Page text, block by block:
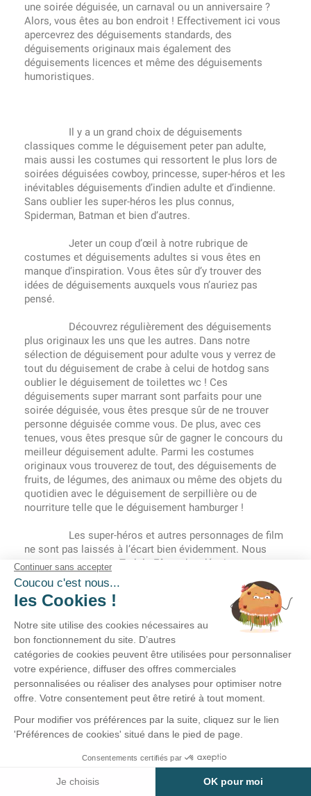
une soirée déguisée, un carnaval ou un anniversaire ?
Alors, vous êtes au bon endroit ! Effectivement ici vous
apercevrez des déguisements standards, des
déguisements originaux mais également des
déguisements licences et même des déguisements
humoristiques.
Il y a un grand choix de déguisements
classiques comme le déguisement peter pan adulte,
mais aussi les costumes qui ressortent le plus lors de
soirées déguisées cowboy, princesse, super-héros et les
inévitables déguisements d’indien adulte et d’indienne.
Sans oublier les super-héros les plus connus,
Spiderman, Batman et bien d’autres.
Jeter un coup d’œil à notre rubrique de
costumes et déguisements adultes si vous êtes en
manque d’inspiration. Vous êtes sûr d’y trouver des
idées de déguisements auxquels vous n’auriez pas
pensé.
Découvrez régulièrement des déguisements
plus originaux les uns que les autres. Dans notre
sélection de déguisement pour adulte vous y verrez de
tout du déguisement de crabe à celui de hotdog sans
oublier le déguisement de toilettes wc ! Ces
déguisements super marrant sont parfaits pour une
soirée déguisée, vous êtes presque sûr de ne trouver
personne déguisée comme vous. De plus, avec ces
tenues, vous êtes presque sûr de gagner le concours du
meilleur déguisement adulte. Parmi les costumes
originaux vous trouverez de tout, des déguisements de
fruits, de légumes, des animaux ou même des objets du
quotidien avec le déguisement de serpillière ou de
nourriture telle que le déguisement hamburger !
Les super-héros et autres personnages de film
ne sont pas laissés à l’écart bien évidemment. Nous
vous proposons sur Tralala-Fêtes des déguisements
sous licences de qualité et aux finitions haut de gamme.
Vous êtes sûr de retrouver les classiques avec les
déguisements de Spiderman, Batman et Superman. Mais
ce n’est pas tout puisque les nouveaux personnages de
séries sont aussi mis à l’honneur avec le déguisement
de Arrow. Nous n’oublions pas les héros des divers
dessins-animés, avec les tortues ninja, Bob l’éponge et
bien d’autres !
Les soirées entre amis sont faites pour se
détendre et rigoler, c’est pour cela que nous mettons à
disposition des déguisements humoristiques. Cette
sélection de déguisement d’adultes regroupe tous les
costumes les plus amusants, vous y trouverez